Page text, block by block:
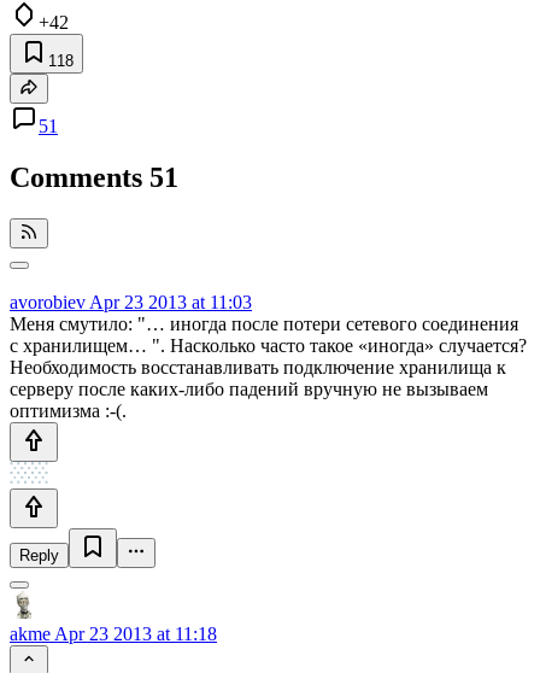
+42
118
51
Comments 51
avorobiev Apr 23 2013 at 11:03
Меня смутило: "… иногда после потери сетевого соединения
с хранилищем… ". Насколько часто такое «иногда» случается?
Необходимость восстанавливать подключение хранилища к
серверу после каких-либо падений вручную не вызываем
оптимизма :-(.
Reply
akme Apr 23 2013 at 11:18